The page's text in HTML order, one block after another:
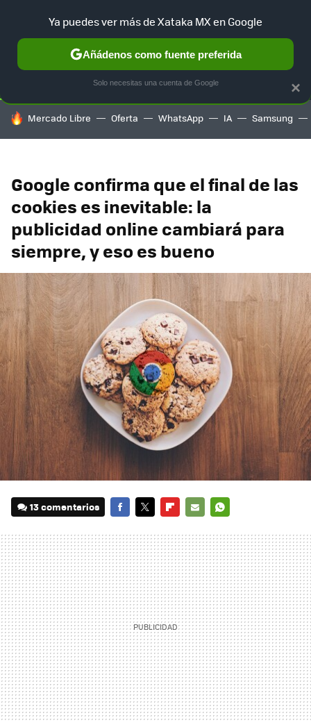
SELECCIÓN GAMING HOME AUTO TERRITORIO
HOY SE HABLA DE
Mercado Libre Oferta WhatsApp IA Samsung
Google confirma que el final de las
cookies es inevitable: la
publicidad online cambiará para
siempre, y eso es bueno
13 comentarios
MAIL
×
Ya puedes ver más de Xataka MX en Google
Añádenos como fuente preferida
Solo necesitas una cuenta de Google